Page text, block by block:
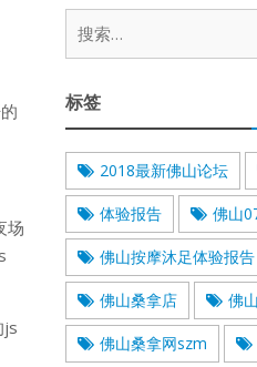
场
js
标签
2018最新佛山论坛
体验报告 佛山
佛山按摩沐足体验报告
佛山桑拿店 佛
佛山桑拿网szm